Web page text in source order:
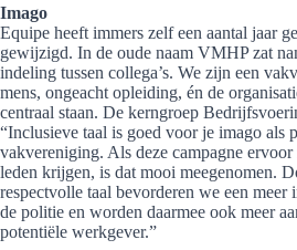
Imago
Equipe heeft immers zelf een aantal jaar
gewijzigd. In de oude naam VMHP zat
indeling tussen collega’s. We zijn een
mens, ongeacht opleiding, én de
centraal staan. De kerngroep
“Inclusieve taal is goed voor je imago als
vakvereniging. Als deze campagne
leden krijgen, is dat mooi meegenomen.
respectvolle taal bevorderen we een meer
de politie en worden daarmee ook meer
potentiële werkgever.”